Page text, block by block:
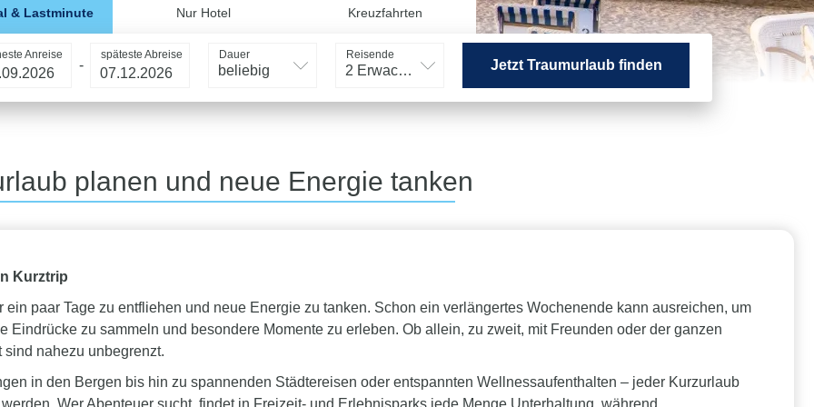
& Lastminute Nur Hotel Kreuzfahrten
Anreise
-
späteste Abreise Dauer
beliebig
Reisende
2 Erwachsene Jetzt Traumurlaub finden
planen und neue Energie tanken
Kurztrip
paar Tage zu entfliehen und neue Energie zu tanken. Schon ein verlängertes Wochenende kann ausreichen, um
zu sammeln und besondere Momente zu erleben. Ob allein, zu zweit, mit Freunden oder der ganzen
nahezu unbegrenzt.
in den Bergen bis hin zu spannenden Städtereisen oder entspannten Wellnessaufenthalten – jeder Kurzurlaub
Wer Abenteuer sucht, findet in Freizeit- und Erlebnisparks jede Menge Unterhaltung, während